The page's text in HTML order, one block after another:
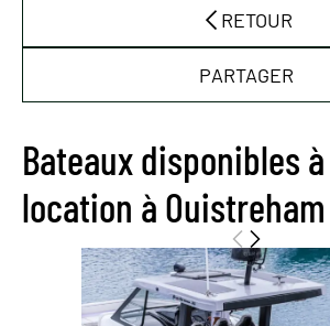
RETOUR
PARTAGER
Bateaux disponibles
location à Ouistreham